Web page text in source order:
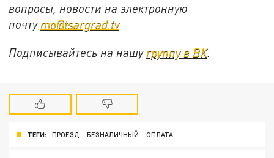
вопросы, новости на электронную
почту mo@tsargrad.tv
Подписывайтесь на нашу группу в ВК.
ТЕГИ: ПРОЕЗД БЕЗНАЛИЧНЫЙ ОПЛАТА